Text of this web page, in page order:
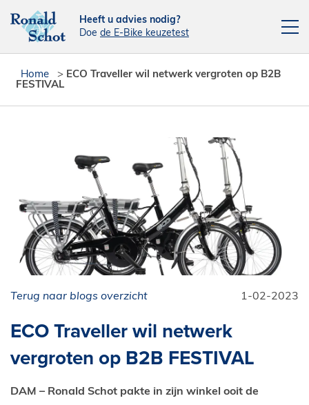
Heeft u advies nodig?
Doe de E-Bike keuzetest
Verhuur
Contact
[php snippet=16]
E-Bike private shopping
Home > ECO Traveller wil netwerk vergroten op B2B
FESTIVAL
Terug naar blogs overzicht 1-02-2023
ECO Traveller wil netwerk
vergroten op B2B FESTIVAL
DAM – Ronald Schot pakte in zijn winkel ooit de